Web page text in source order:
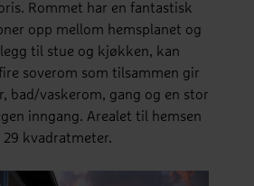
Rommet har en fantastisk
opp mellom hemsplanet og
til stue og kjøkken, kan
soverom som tilsammen gir
bad/vaskerom, gang og en stor
inngang. Arealet til hemsen
kvadratmeter.